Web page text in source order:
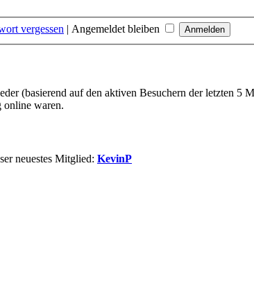
vergessen | Angemeldet bleiben
(basierend auf den aktiven Besuchern der letzten 5
online waren.
neuestes Mitglied: KevinP